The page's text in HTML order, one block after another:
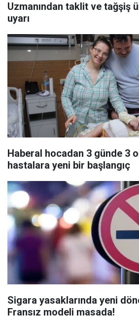
Uzmanından taklit ve tağşiş
uyarı
Haberal hocadan 3 günde 3
hastalara yeni bir başlangıç
Sigara yasaklarında yeni
Fransız modeli masada!